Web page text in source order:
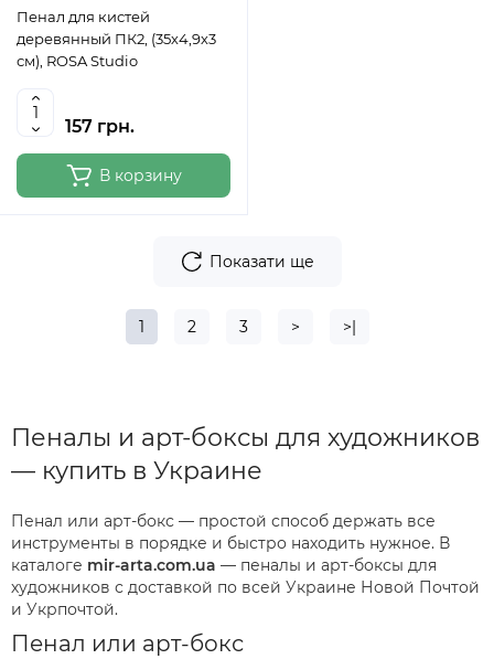
Пенал для кистей
деревянный ПК2, (35х4,9х3
см), ROSA Studio
157 грн.
В корзину
Показати ще
1 2 3 > >|
Пеналы и арт-боксы для художников
— купить в Украине
Пенал или арт-бокс — простой способ держать все
инструменты в порядке и быстро находить нужное. В
каталоге mir-arta.com.ua — пеналы и арт-боксы для
художников с доставкой по всей Украине Новой Почтой
и Укрпочтой.
Пенал или арт-бокс